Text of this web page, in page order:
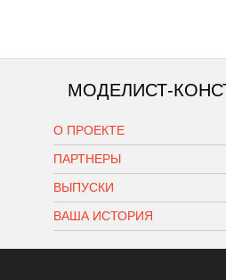
МОДЕЛИСТ-
О ПРОЕКТЕ
ПАРТНЕРЫ
ВЫПУСКИ
ВАША ИСТОРИЯ